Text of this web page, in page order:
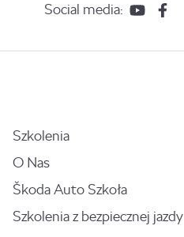
Social media:
Szkolenia
O Nas
Škoda Auto Szkoła
Szkolenia z bezpiecznej jazdy